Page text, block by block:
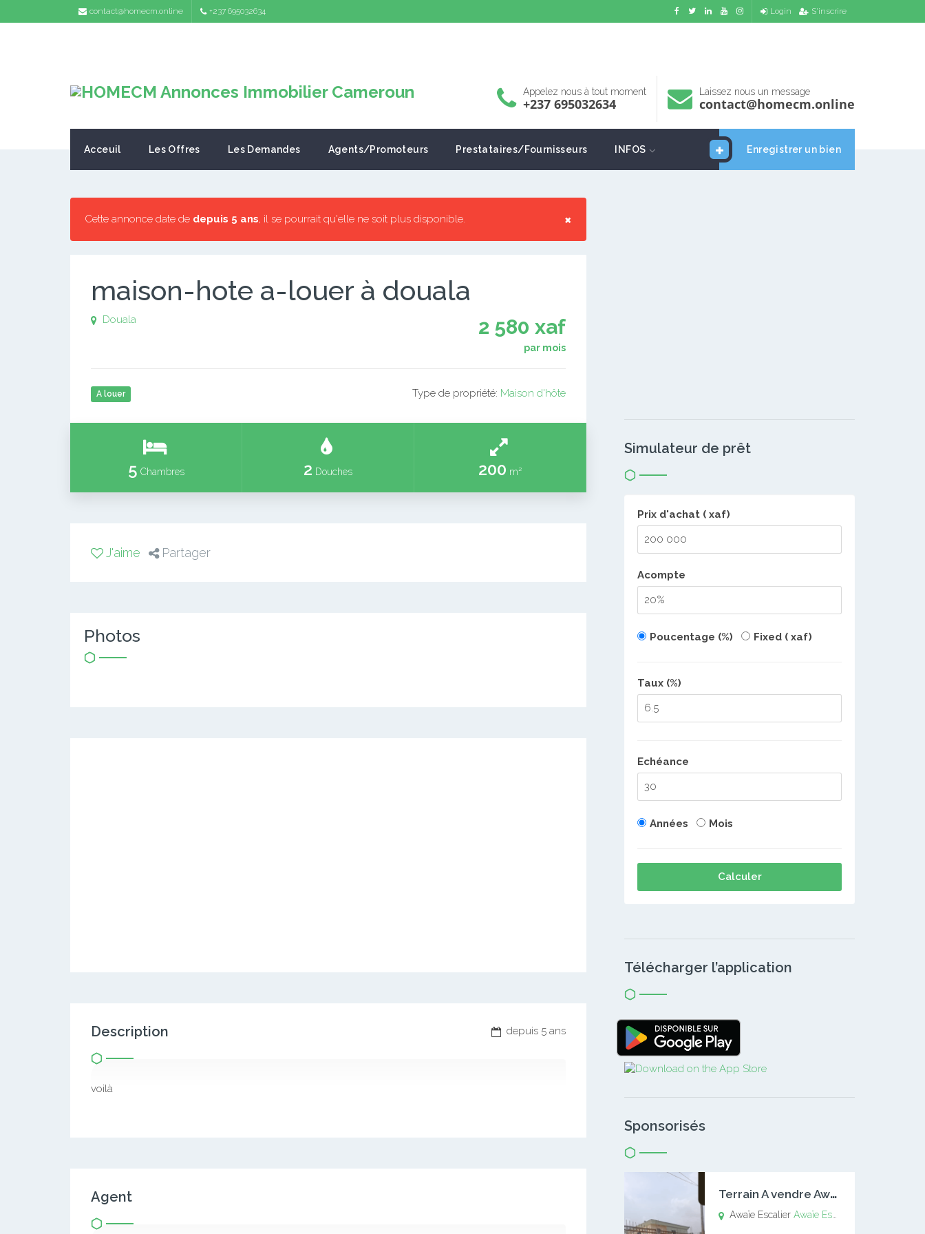
contact@homecm.online +237 695032634 Login S'inscrire
Appelez nous à tout moment
+237 695032634
Laissez nous un message
contact@homecm.online
Enregistrer un bien
Acceuil Les Offres Les Demandes Agents/Promoteurs Prestataires/Fournisseurs INFOS
×
Cette annonce date de depuis 5 ans, il se pourrait qu'elle ne soit plus disponible.
maison-hote a-louer à douala
2 580 xaf
par mois
Douala
A louer Type de propriété: Maison d'hôte
5 Chambres 2 Douches 200 m²
J'aime Partager
Photos
depuis 5 ans
Description
voilà
Agent
Simulateur de prêt
Prix d'achat ( xaf)
Acompte
Poucentage (%) Fixed ( xaf)
Taux (%)
Echéance
Années Mois
Calculer
Télécharger l’application
Sponsorisés
T
errain A vendre Awaïe Escalier
Awaïe EscalierAwaïe Escalier